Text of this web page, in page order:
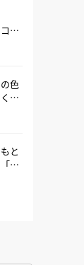
予
色
み
鑑
と
防